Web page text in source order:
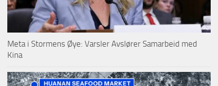
Meta i Stormens Øye: Varsler Avslører Samarbeid med
Kina